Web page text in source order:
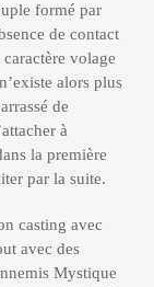
formé par
de contact
volage
alors plus
de
à
la première
par la suite.
casting avec
avec des
Mystique